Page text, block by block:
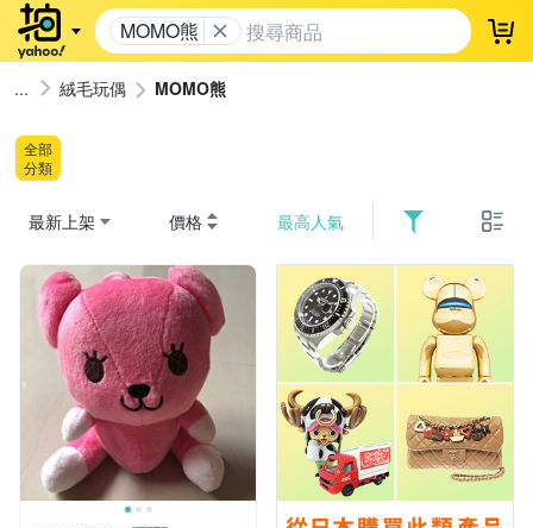
MOMO熊 登
絨毛玩偶 MOMO熊
全部
分類
最新上架 價格 最高人氣